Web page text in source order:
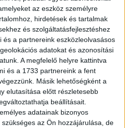
az eszköz személyre
hirdetések és tartalmak
és szolgáltatásfejlesztéshez
és a partnereink eszközleolvasásos
adatokat és azonosítási
A megfelelő helyre kattintva
és a 1733 partnereink a fent
Másik lehetőségként a
elutasítása előtt részletesebb
beállításait.
adatainak bizonyos
az Ön hozzájárulása, de
információkitt találhatók.